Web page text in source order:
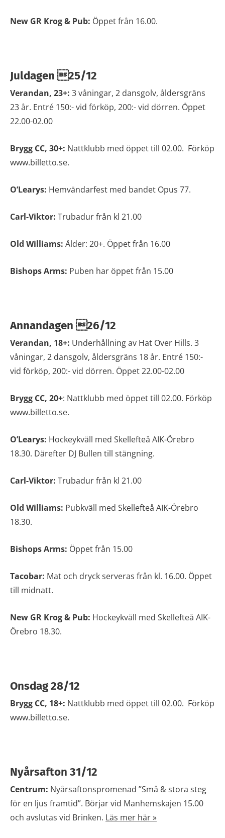
New GR Krog & Pub: Öppet från 16.00.
Juldagen 25/12
Verandan, 23+: 3 våningar, 2 dansgolv, åldersgräns
23 år. Entré 150:- vid förköp, 200:- vid dörren. Öppet
22.00-02.00
Brygg CC, 30+: Nattklubb med öppet till 02.00. Förköp
www.billetto.se.
O’Learys: Hemvändarfest med bandet Opus 77.
Carl-Viktor: Trubadur från kl 21.00
Old Williams: Ålder: 20+. Öppet från 16.00
Bishops Arms: Puben har öppet från 15.00
Annandagen 26/12
Verandan, 18+: Underhållning av Hat Over Hills. 3
våningar, 2 dansgolv, åldersgräns 18 år. Entré 150:-
vid förköp, 200:- vid dörren. Öppet 22.00-02.00
Brygg CC, 20+: Nattklubb med öppet till 02.00. Förköp
www.billetto.se.
O’Learys: Hockeykväll med Skellefteå AIK-Örebro
18.30. Därefter DJ Bullen till stängning.
Carl-Viktor: Trubadur från kl 21.00
Old Williams: Pubkväll med Skellefteå AIK-Örebro
18.30.
Bishops Arms: Öppet från 15.00
Tacobar: Mat och dryck serveras från kl. 16.00. Öppet
till midnatt.
New GR Krog & Pub: Hockeykväll med Skellefteå AIK-
Örebro 18.30.
Onsdag 28/12
Brygg CC, 18+: Nattklubb med öppet till 02.00. Förköp
www.billetto.se.
Nyårsafton 31/12
Centrum: Nyårsaftonspromenad ”Små & stora steg
för en ljus framtid”. Börjar vid Manhemskajen 15.00
och avslutas vid Brinken. Läs mer här »